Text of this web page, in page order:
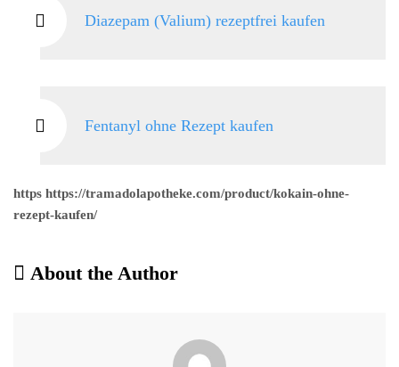
Diazepam (Valium) rezeptfrei kaufen
Fentanyl ohne Rezept kaufen
https https://tramadolapotheke.com/product/kokain-ohne-
rezept-kaufen/
About the Author